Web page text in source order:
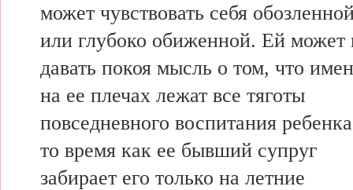
может чувствовать себя
или глубоко обиженной. Ей может
давать покоя мысль о том, что
на ее плечах лежат все тяготы
повседневного воспитания
то время как ее бывший супруг
забирает его только на летние